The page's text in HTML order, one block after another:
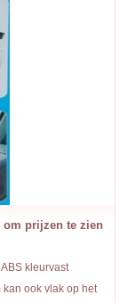
om prijzen te zien
kleurvast
kan ook vlak op het